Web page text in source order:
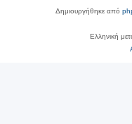
Δημιουργήθηκε από
Ελληνική